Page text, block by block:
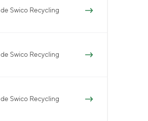
de Swico Recycling
de Swico Recycling
de Swico Recycling